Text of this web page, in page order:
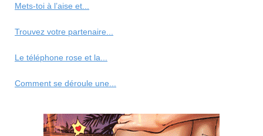
Mets-toi à l’aise et...
Trouvez votre partenaire...
Le téléphone rose et la...
Comment se déroule une...